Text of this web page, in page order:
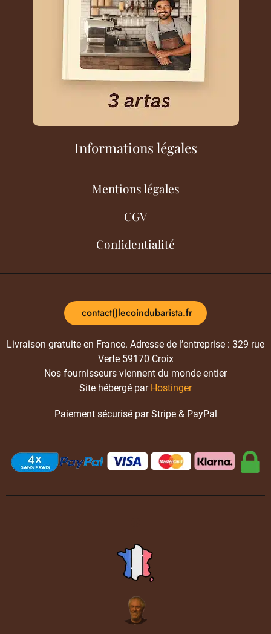
Informations légales
Mentions légales
CGV
Confidentialité
contact()lecoindubarista.fr
Livraison gratuite en France. Adresse de l’entreprise : 329 rue
Verte 59170 Croix
Nos fournisseurs viennent du monde entier
Site hébergé par Hostinger
Paiement sécurisé par Stripe & PayPal